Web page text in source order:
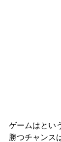
ゲームはとい
勝つチャンス